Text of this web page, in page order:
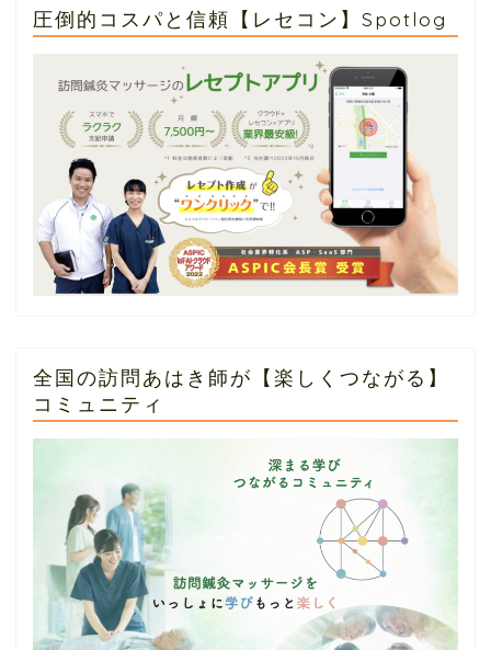
圧倒的コスパと信頼【レセコン】Spotlog
全国の訪問あはき師が【楽しくつながる】
コミュニティ